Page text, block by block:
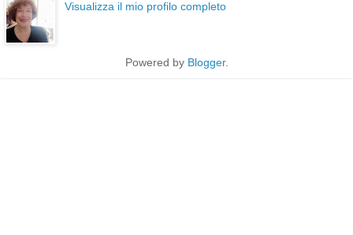
Visualizza il mio profilo completo
Powered by Blogger.